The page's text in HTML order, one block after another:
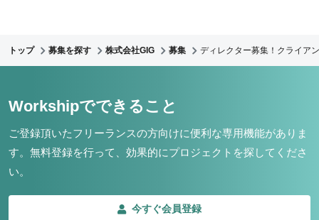
トップ 募集を探す 株式会社GIG 募集 ディレクター募集！クライア
Workshipでできること
ご登録頂いたフリーランスの方向けに便利な専用機能がありま
す。 無料登録を行って、効果的にプロジェクトを探してくださ
い。
今すぐ会員登録